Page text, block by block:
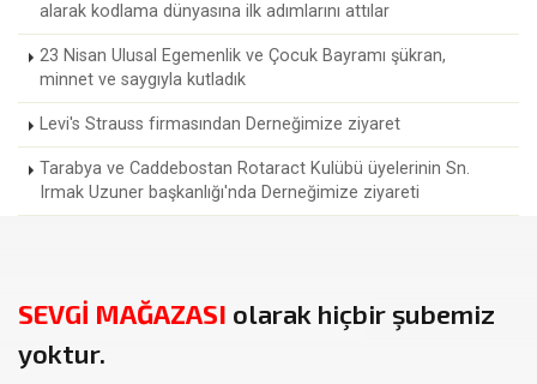
alarak kodlama dünyasına ilk adımlarını attılar
23 Nisan Ulusal Egemenlik ve Çocuk Bayramı şükran,
minnet ve saygıyla kutladık
Levi's Strauss firmasından Derneğimize ziyaret
Tarabya ve Caddebostan Rotaract Kulübü üyelerinin Sn.
Irmak Uzuner başkanlığı'nda Derneğimize ziyareti
SEVGİ MAĞAZASI olarak hiçbir şubemiz
yoktur.